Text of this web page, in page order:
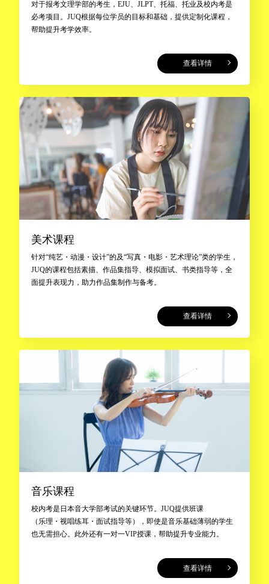
对于报考文理学部的考生，EJU、JLPT、托福、托业及校内考是
必考项目。JUQ根据每位学员的目标和基础，提供定制化课程，
帮助提升考学效率。
查看详情
美术课程
针对“纯艺・动漫・设计”的及“写真・电影・艺术理论”类的学生，
JUQ的课程包括素描、作品集指导、模拟面试、书类指导等，全
面提升表现力，助力作品集制作与备考。
查看详情
音乐课程
校内考是日本音大学部考试的关键环节。JUQ提供班课
（乐理・视唱练耳・面试指导等），即使是音乐基础薄弱的学生
也无需担心。此外还有一对一VIP授课，帮助提升专业能力。
查看详情